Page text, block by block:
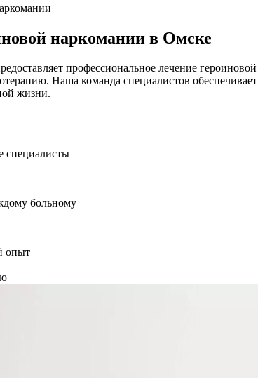
наркомании в Омске
профессиональное лечение
Наша команда специалистов
жизни.
специалисты
больному
опыт